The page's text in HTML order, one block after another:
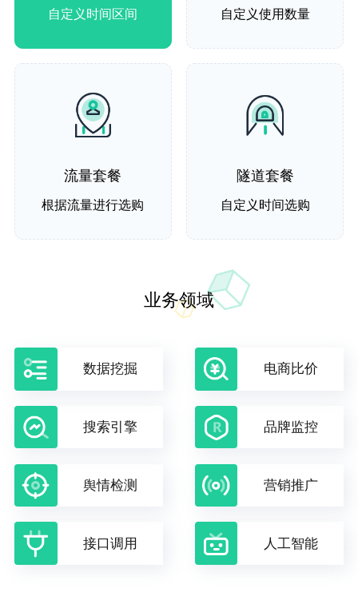
自定义时间区间 自定义使用数量
流量套餐
根据流量进行选购
隧道套餐
自定义时间选购
业务领域
数据挖掘
搜索引擎
舆情检测
接口调用
电商比价
品牌监控
营销推广
人工智能